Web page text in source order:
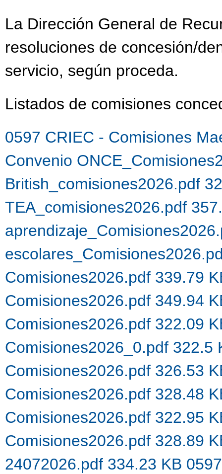
La Dirección General de
resoluciones de concesión/
servicio, según proceda.
Listados de comisiones
0597 CRIEC - Comisiones
Convenio
British_comisiones2026.pdf
TEA_comisiones2026.pdf
Comisiones2026.pdf 339.79
Comisiones2026.pdf 349.94
Comisiones2026.pdf 322.09
Comisiones2026_0.pdf 322.5
Comisiones2026.pdf 326.53
Comisiones2026.pdf 328.48
Comisiones2026.pdf 322.95
Comisiones2026.pdf 328.89
24072026.pdf 334.23 KB